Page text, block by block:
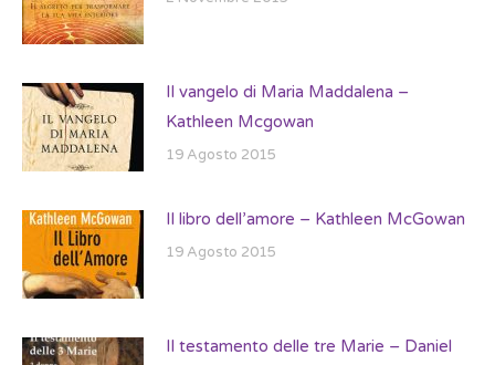
Il vangelo di Maria Maddalena –
Kathleen Mcgowan
19 Agosto 2015
Il libro dell’amore – Kathleen McGowan
19 Agosto 2015
Il testamento delle tre Marie – Daniel